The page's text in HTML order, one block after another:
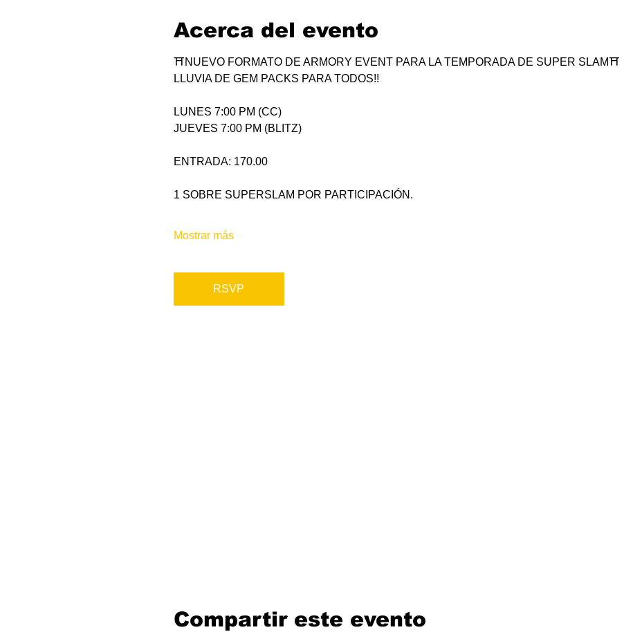
Acerca del evento
⛩NUEVO FORMATO DE ARMORY EVENT PARA LA TEMPORADA DE SUPER SLAM⛩
LLUVIA DE GEM PACKS PARA TODOS!!
LUNES 7:00 PM (CC)
JUEVES 7:00 PM (BLITZ)
ENTRADA: 170.00
1 SOBRE SUPERSLAM POR PARTICIPACIÓN.
Mostrar más
RSVP
Compartir este evento